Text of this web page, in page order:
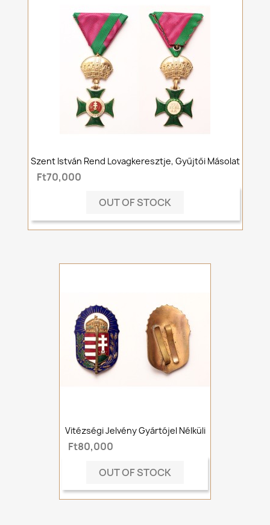
Szent István Rend Lovagkeresztje, Gyűjtői Másolat
Ft70,000
OUT OF STOCK
Vitézségi Jelvény Gyártójel Nélküli
Ft80,000
OUT OF STOCK